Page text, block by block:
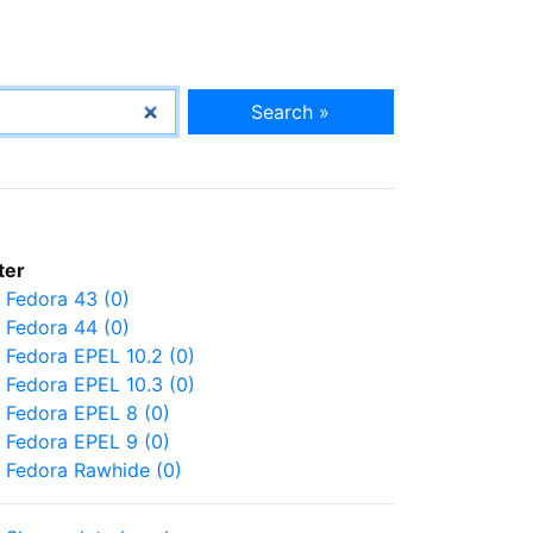
Search »
Fedora 43 (0)
Fedora 44 (0)
Fedora EPEL 10.2 (0)
Fedora EPEL 10.3 (0)
Fedora EPEL 8 (0)
Fedora EPEL 9 (0)
Fedora Rawhide (0)